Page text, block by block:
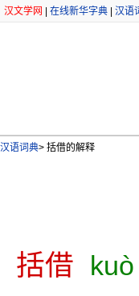
汉文学网 在线新华字典 汉语
汉语词典> 括借的解释
括借